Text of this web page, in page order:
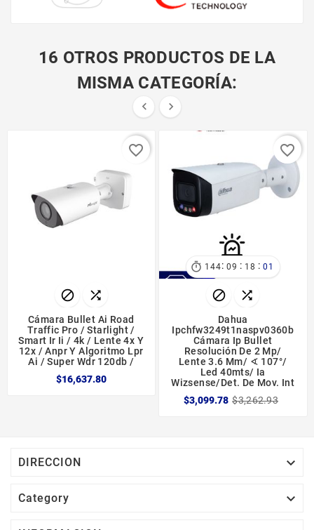
16 OTROS PRODUCTOS DE LA
MISMA CATEGORÍA:
 
 
Cámara Bullet Ai Road
Traffic Pro / Starlight /
Smart Ir Ii / 4k / Lente 4x Y
12x / Anpr Y Algoritmo Lpr
Ai / Super Wdr 120db /
$16,637.80
favorite_border
 144: 09 : 18 : 01
 
Dahua
Ipchfw3249t1naspv0360b
Cámara Ip Bullet
Resolución De 2 Mp/
Lente 3.6 Mm/ ∢ 107°/
Led 40mts/ Ia
Wizsense/det. De Mov. Int
$3,099.78 $3,262.93
favorite_border
DIRECCION 
Category 